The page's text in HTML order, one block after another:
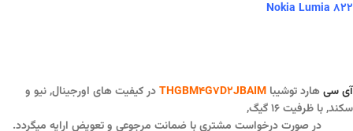
Nokia Lumia 822
آی سیهارد توشیبا THGBM4G7D2JBAIMدر کیفیت های اورجینال, نیو و
سکند,با ظرفیت ۱۶ گیگ,
در صورت درخواست مشتری با ضمانت مرجوعی و تعویض ارایه میگردد.